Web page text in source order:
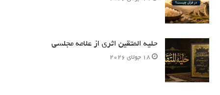
حلیه المتقین اثری از علامه مجلسی
18 جولای 2026